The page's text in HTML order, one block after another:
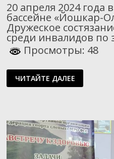
20 апреля 2024 года
бассейне «Йошкар-
Дружеское
среди инвалидов по
Просмотры: 48
СОСТЯЗАНИЕ
ПО
ПЛАВАНИЮ
ЧИТАЙТЕ ДАЛЕЕ